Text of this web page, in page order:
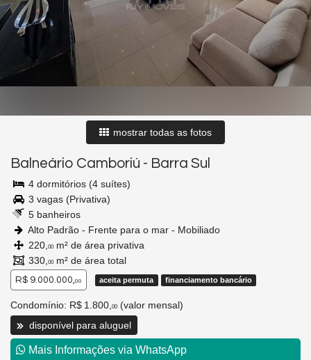
mostrar todas as fotos
Balneário Camboriú - Barra Sul
4 dormitórios (4 suítes)
3 vagas (Privativa)
5 banheiros
Alto Padrão - Frente para o mar - Mobiliado
220, 00 m² de área privativa
330, 00 m² de área total
R$ 9.000.000,00 aceita permuta financiamento bancário
Condomínio: R$ 1.800, 00 (valor mensal)
disponível para aluguel
Mais Informações via WhatsApp